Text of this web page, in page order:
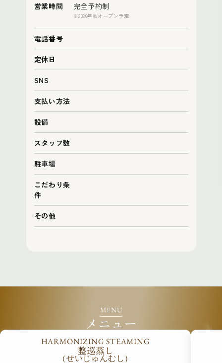
営業時間 完全予約制
※2026年秋オープン予定
電話番号
定休日
SNS
支払い方法
設備
スタッフ数
駐車場
こだわり条
件
その他
MENU
メニュー
HARMONIZING STEAMING
整巡蒸し
（せいじゅんむし）